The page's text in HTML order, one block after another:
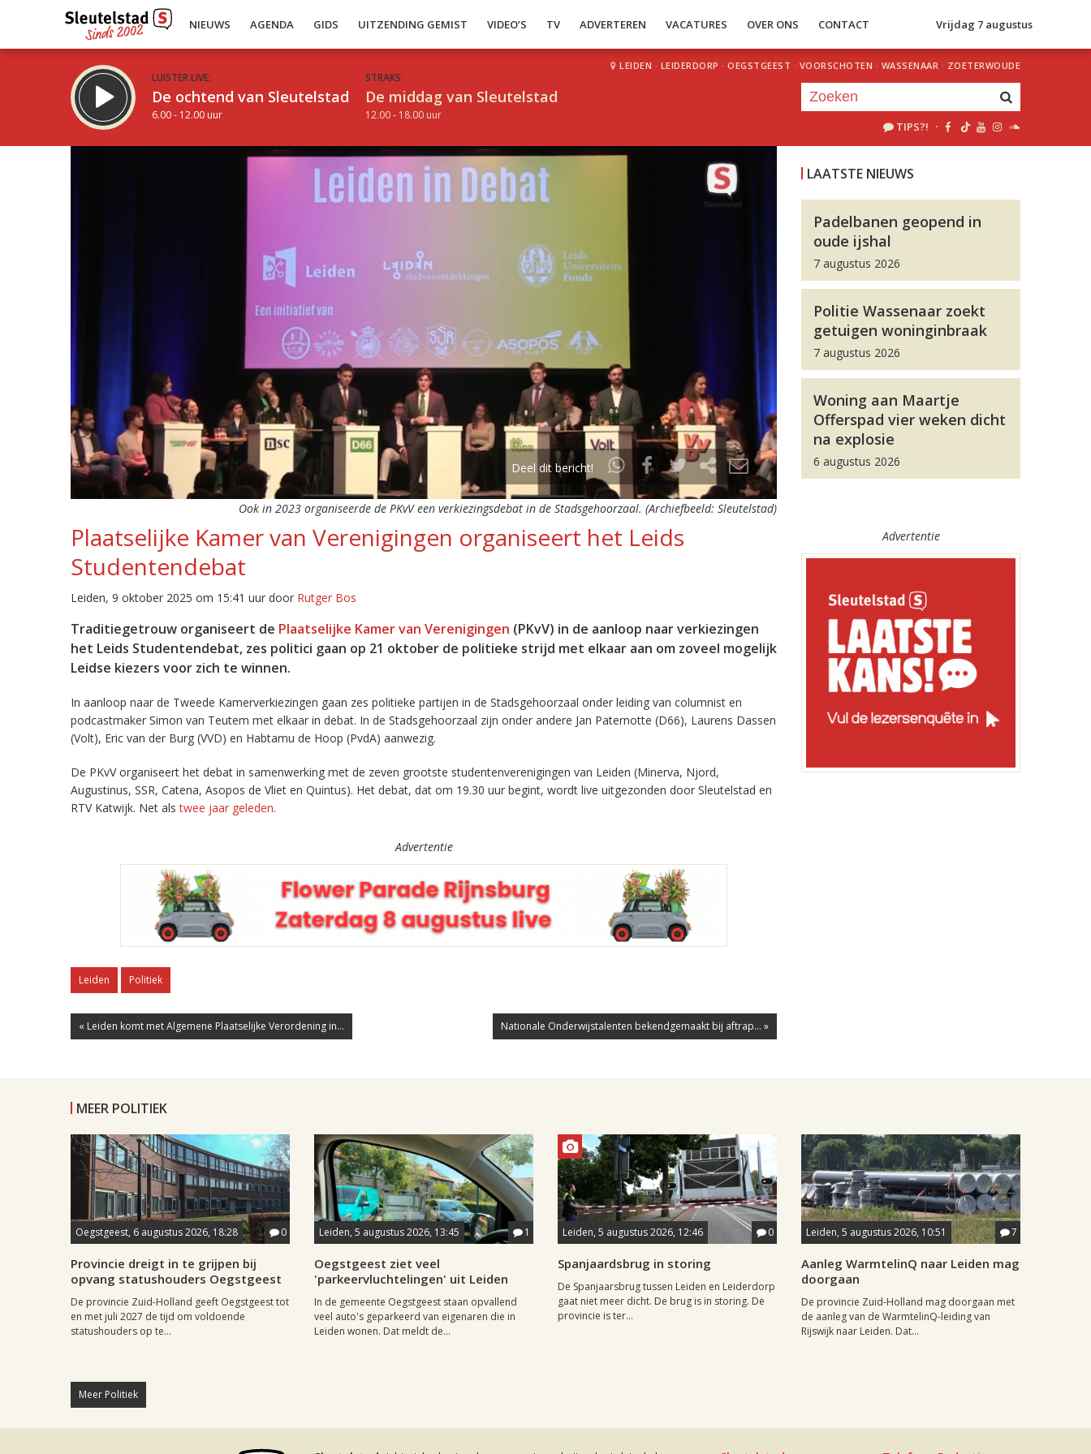
NIEUWS AGENDA GIDS UITZENDING GEMIST VIDEO’S TV ADVERTEREN VACATURES OVER ONS CONTACT Vrijdag 7 augustus
LUISTER LIVE:
De ochtend van Sleutelstad
6.00 - 12.00 uur
STRAKS:
De middag van Sleutelstad
12.00 - 18.00 uur
LEIDEN · LEIDERDORP · OEGSTGEEST · VOORSCHOTEN · WASSENAAR · ZOETERWOUDE
TIPS?! ·
Deel dit bericht!
Ook in 2023 organiseerde de PKvV een verkiezingsdebat in de Stadsgehoorzaal. (Archiefbeeld: Sleutelstad)
Plaatselijke Kamer van Verenigingen organiseert het Leids
Studentendebat
Leiden, 9 oktober 2025 om 15:41 uur door Rutger Bos
Traditiegetrouw organiseert de Plaatselijke Kamer van Verenigingen (PKvV) in de aanloop naar verkiezingen
het Leids Studentendebat, zes politici gaan op 21 oktober de politieke strijd met elkaar aan om zoveel mogelijk
Leidse kiezers voor zich te winnen.
In aanloop naar de Tweede Kamerverkiezingen gaan zes politieke partijen in de Stadsgehoorzaal onder leiding van columnist en
podcastmaker Simon van Teutem met elkaar in debat. In de Stadsgehoorzaal zijn onder andere Jan Paternotte (D66), Laurens Dassen
(Volt), Eric van der Burg (VVD) en Habtamu de Hoop (PvdA) aanwezig.
De PKvV organiseert het debat in samenwerking met de zeven grootste studentenverenigingen van Leiden (Minerva, Njord,
Augustinus, SSR, Catena, Asopos de Vliet en Quintus). Het debat, dat om 19.30 uur begint, wordt live uitgezonden door Sleutelstad en
RTV Katwijk. Net alstwee jaar geleden.
Advertentie
Leiden Politiek
« Leiden komt met Algemene Plaatselijke Verordening in... Nationale Onderwijstalenten bekendgemaakt bij aftrap... »
LAATSTE NIEUWS
Padelbanen geopend in
oude ijshal
7 augustus 2026
Politie Wassenaar zoekt
getuigen woninginbraak
7 augustus 2026
Woning aan Maartje
Offerspad vier weken dicht
na explosie
6 augustus 2026
Advertentie
MEER POLITIEK
Oegstgeest, 6 augustus 2026, 18:28 0
Provincie dreigt in te grijpen bij
opvang statushouders Oegstgeest
De provincie Zuid-Holland geeft Oegstgeest tot
en met juli 2027 de tijd om voldoende
statushouders op te...
Leiden, 5 augustus 2026, 13:45 1
Oegstgeest ziet veel
'parkeervluchtelingen' uit Leiden
In de gemeente Oegstgeest staan opvallend
veel auto's geparkeerd van eigenaren die in
Leiden wonen. Dat meldt de...
Leiden, 5 augustus 2026, 12:46 0
Spanjaardsbrug in storing
De Spanjaarsbrug tussen Leiden en Leiderdorp
gaat niet meer dicht. De brug is in storing. De
provincie is ter...
Leiden, 5 augustus 2026, 10:51 7
Aanleg WarmtelinQ naar Leiden mag
doorgaan
De provincie Zuid-Holland mag doorgaan met
de aanleg van de WarmtelinQ-leiding van
Rijswijk naar Leiden. Dat...
Meer Politiek